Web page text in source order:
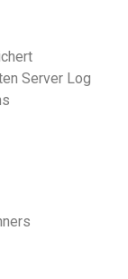
Server Log